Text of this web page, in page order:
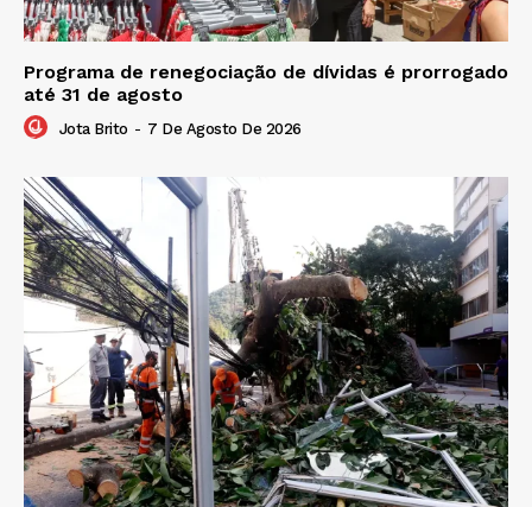
Programa de renegociação de dívidas é prorrogado
até 31 de agosto
Jota Brito - 7 De Agosto De 2026